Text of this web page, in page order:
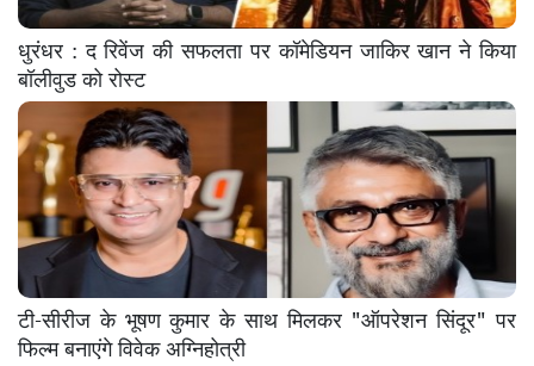
धुरंधर : द रिवेंज की सफलता पर कॉमेडियन जाकिर खान ने किया
बॉलीवुड को रोस्ट
टी-सीरीज के भूषण कुमार के साथ मिलकर "ऑपरेशन सिंदूर" पर
फिल्म बनाएंगे विवेक अग्निहोत्री